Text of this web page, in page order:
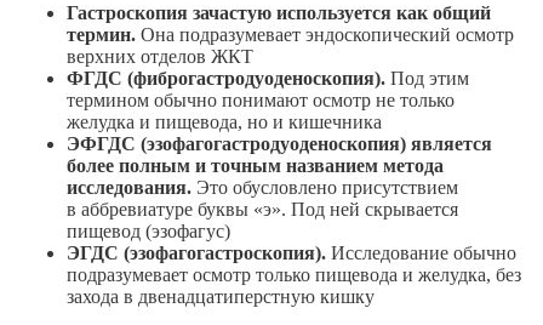
Гастроскопия зачастую используется как общий
термин. Она подразумевает эндоскопический осмотр
верхних отделов ЖКТ
ФГДС (фиброгастродуоденоскопия). Под этим
термином обычно понимают осмотр не только
желудка и пищевода, но и кишечника
ЭФГДС (эзофагогастродуоденоскопия) является
более полным и точным названием метода
исследования. Это обусловлено присутствием
в аббревиатуре буквы «э». Под ней скрывается
пищевод (эзофагус)
ЭГДС (эзофагогастроскопия). Исследование обычно
подразумевает осмотр только пищевода и желудка, без
захода в двенадцатиперстную кишку